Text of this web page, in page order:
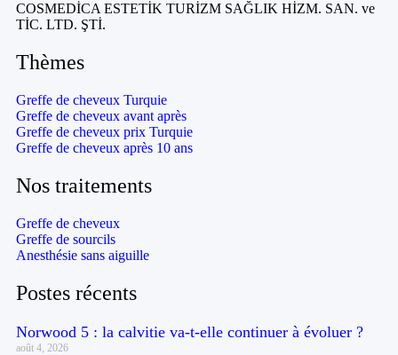
COSMEDİCA ESTETİK TURİZM SAĞLIK HİZM. SAN. ve
TİC. LTD. ŞTİ.
Thèmes
Greffe de cheveux Turquie
Greffe de cheveux avant après
Greffe de cheveux prix Turquie
Greffe de cheveux après 10 ans
Nos traitements
Greffe de cheveux
Greffe de sourcils
Anesthésie sans aiguille
Postes récents
Norwood 5 : la calvitie va-t-elle continuer à évoluer ?
août 4, 2026